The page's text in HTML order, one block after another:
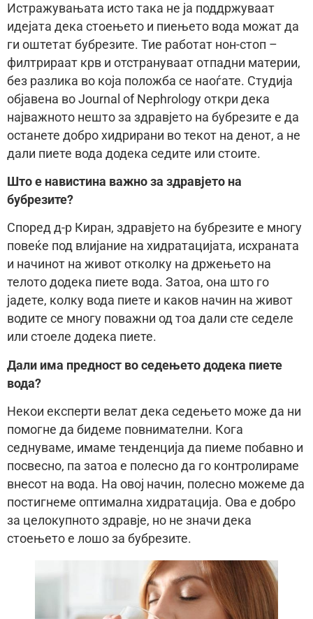
Истражувањата исто така не ја поддржуваат
идејата дека стоењето и пиењето вода можат да
ги оштетат бубрезите. Тие работат нон-стоп –
филтрираат крв и отстрануваат отпадни материи,
без разлика во која положба се наоѓате. Студија
објавена во Journal of Nephrology откри дека
најважното нешто за здравјето на бубрезите е да
останете добро хидрирани во текот на денот, а не
дали пиете вода додека седите или стоите.
Што е навистина важно за здравјето на
бубрезите?
Според д-р Киран, здравјето на бубрезите е многу
повеќе под влијание на хидратацијата, исхраната
и начинот на живот отколку на држењето на
телото додека пиете вода. Затоа, она што го
јадете, колку вода пиете и каков начин на живот
водите се многу поважни од тоа дали сте седеле
или стоеле додека пиете.
Дали има предност во седењето додека пиете
вода?
Некои експерти велат дека седењето може да ни
помогне да бидеме повнимателни. Кога
седнуваме, имаме тенденција да пиеме побавно и
посвесно, па затоа е полесно да го контролираме
внесот на вода. На овој начин, полесно можеме да
постигнеме оптимална хидратација. Ова е добро
за целокупното здравје, но не значи дека
стоењето е лошо за бубрезите.